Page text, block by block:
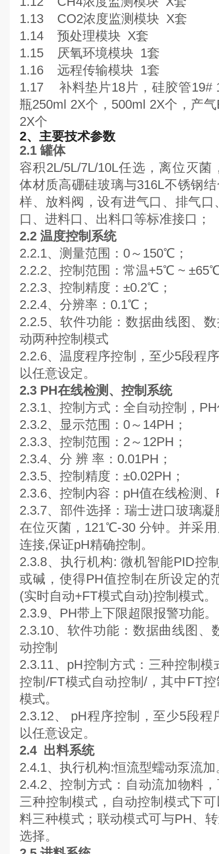
1.13 CO2浓度监测模块 X套
1.14 预处理模块 X套
1.15 厌氧环境模块 1套
1.16 远程传输模块 1套
1.17 补料垫片18片，硅胶管19#
瓶250ml 2X个，500ml 2X个，产
2X个
2、主要技术参数
2.1 罐体
容积2L/5L/7L/10L任选，离位灭菌
体材质高硼硅玻璃与316L不锈钢
样、放料阀，设有进气口、排气
口、进料口、出料口等标准接口；
2.2 温度控制系统
2.2.1、测量范围：0～150℃；
2.2.2、控制范围：常温+5℃ ~
2.2.3、控制精度：±0.2℃；
2.2.4、分辨率：0.1℃；
2.2.5、软件功能：数据曲线图、
动两种控制模式
2.2.6、温度程序控制，至少5段程
以任意设定。
2.3 PH在线检测、控制系统
2.3.1、控制方式：全自动控制，
2.3.2、显示范围：0～14PH；
2.3.3、控制范围：2～12PH；
2.3.4、分 辨 率：0.01PH；
2.3.5、控制精度：±0.02PH；
2.3.6、控制内容：pH值在线检测
2.3.7、部件选择：瑞士进口玻璃
在位灭菌，121℃-30 分钟。并采
连接,保证pH精确控制。
2.3.8、执行机构: 微机智能PID控
或碱，使得PH值控制在所设定的
(实时自动+FT模式自动)控制模式。
2.3.9、PH带上下限超限报警功能。
2.3.10、软件功能：数据曲线图、
动控制
2.3.11、pH控制方式：三种控制
控制/FT模式自动控制/，其中FT
模式。
2.3.12、 pH程序控制，至少5段
以任意设定。
2.4 出料系统
2.4.1、执行机构:恒流型蠕动泵流加
2.4.2、控制方式：自动流加物料
三种控制模式，自动控制模式下
料三种模式；联动模式可与PH、
选择。